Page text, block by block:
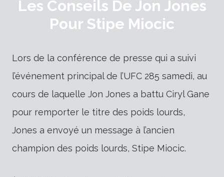
Les Conseils De Jon Jones
Pour Stipe Miocic
Lors de la conférence de presse qui a suivi
l’événement principal de l’UFC 285 samedi, au
cours de laquelle Jon Jones a battu Ciryl Gane
pour remporter le titre des poids lourds,
Jones a envoyé un message à l’ancien
champion des poids lourds, Stipe Miocic.